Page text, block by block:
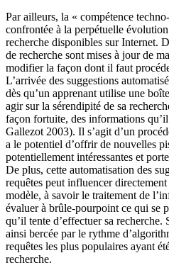
Par ailleurs, la « compétence
confrontée à la perpétuelle
recherche disponibles sur Internet.
de recherche sont mises à jour de
modifier la façon dont il faut
L’arrivée des suggestions
dès qu’un apprenant utilise une
agir sur la sérendipité de sa
façon fortuite, des informations
Gallezot 2003). Il s’agit d’un
a le potentiel d’offrir de nouvelles
potentiellement intéressantes et
De plus, cette automatisation des
requêtes peut influencer
modèle, à savoir le traitement de
évaluer à brûle-pourpoint ce qui se
qu’il tente d’effectuer sa
ainsi bercée par le rythme
requêtes les plus populaires ayant
recherche.